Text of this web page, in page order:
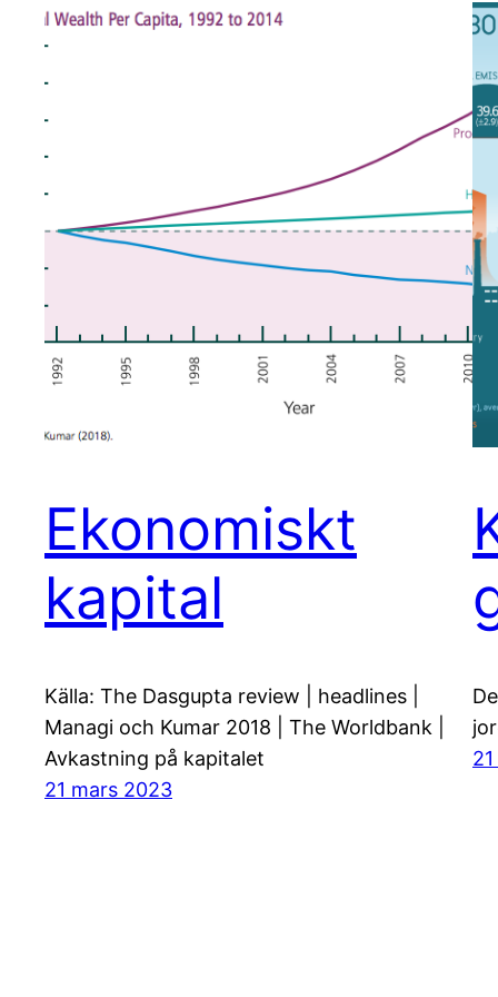
Ekonomiskt
kapital
Källa: The Dasgupta review | headlines |
Managi och Kumar 2018 | The Worldbank |
Avkastning på kapitalet
21 mars 2023